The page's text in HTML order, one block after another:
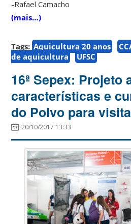
-Rafael Camacho
(mais…)
Tags: Aquicultura 20 anos
de aquicultura
UFSC
16ª Sepex: Projeto
características e
do Polvo para
20/10/2017 13:33